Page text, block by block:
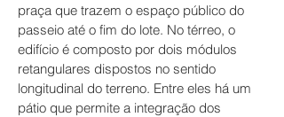
praça que trazem o espaço público do
passeio até o fim do lote. No térreo, o
edifício é composto por dois módulos
retangulares dispostos no sentido
longitudinal do terreno. Entre eles há um
pátio que permite a integração dos